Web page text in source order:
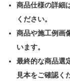
商品仕様の詳細
ください。
商品や施工例画
います。
最終的な商品選
見本をご確認く